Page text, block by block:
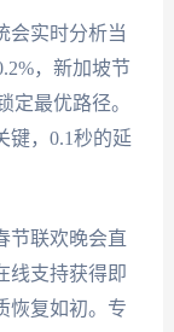
会实时分析当
，新加坡节
最优路径。
键，0.1秒的延
节联欢晚会直
线支持获得即
恢复如初。专